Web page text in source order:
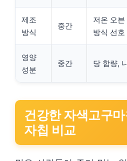
제조
방식
중간
저온 오
방식 선호
영양
성분
중간 당 함량,
건강한 자색고구
자칩 비교